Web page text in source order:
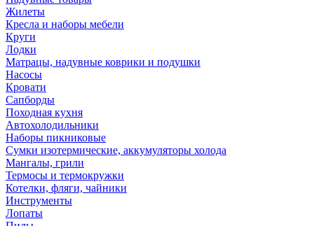
Жилеты
Кресла и наборы мебели
Круги
Лодки
Матрацы, надувные коврики и подушки
Насосы
Кровати
Сапборды
Походная кухня
Автохолодильники
Наборы пикниковые
Сумки изотермические, аккумуляторы холода
Мангалы, грили
Термосы и термокружки
Котелки, фляги, чайники
Инструменты
Лопаты